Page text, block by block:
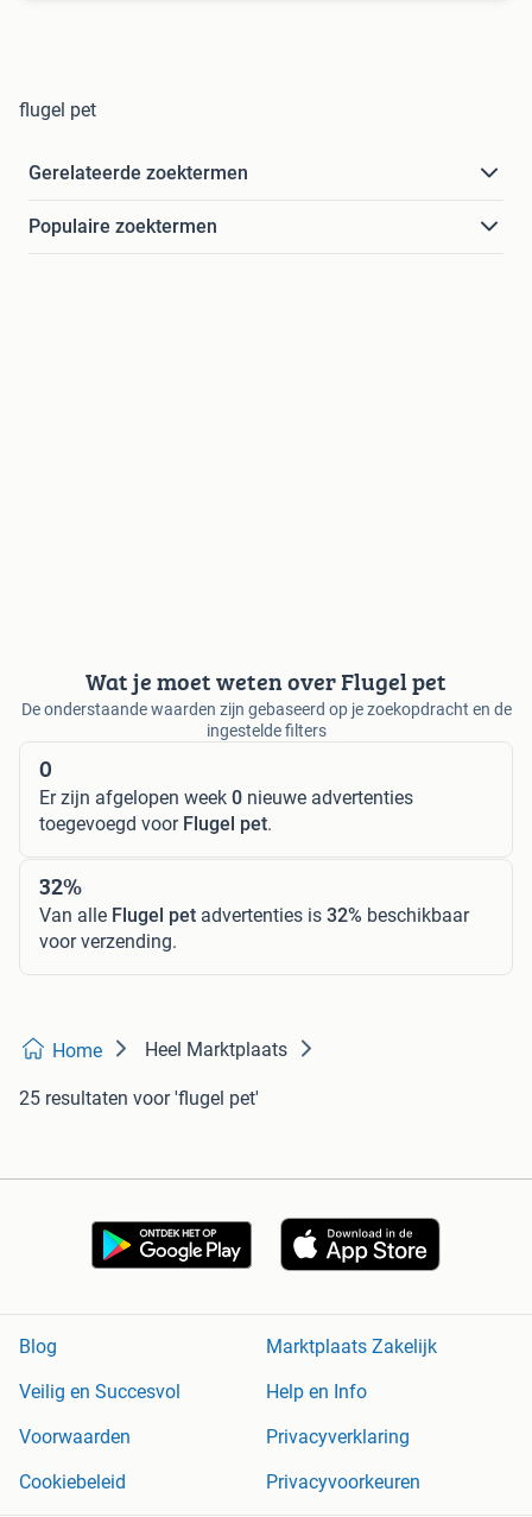
flugel pet
Gerelateerde zoektermen
Populaire zoektermen
Wat je moet weten over Flugel pet
De onderstaande waarden zijn gebaseerd op je zoekopdracht en de
ingestelde filters
0
Er zijn afgelopen week 0 nieuwe advertenties
toegevoegd voor Flugel pet.
32%
Van alle Flugel pet advertenties is 32% beschikbaar
voor verzending.
Home Heel Marktplaats
25 resultaten voor 'flugel pet'
Blog
Marktplaats Zakelijk
Veilig en Succesvol
Help en Info
Voorwaarden
Privacyverklaring
Cookiebeleid
Privacyvoorkeuren